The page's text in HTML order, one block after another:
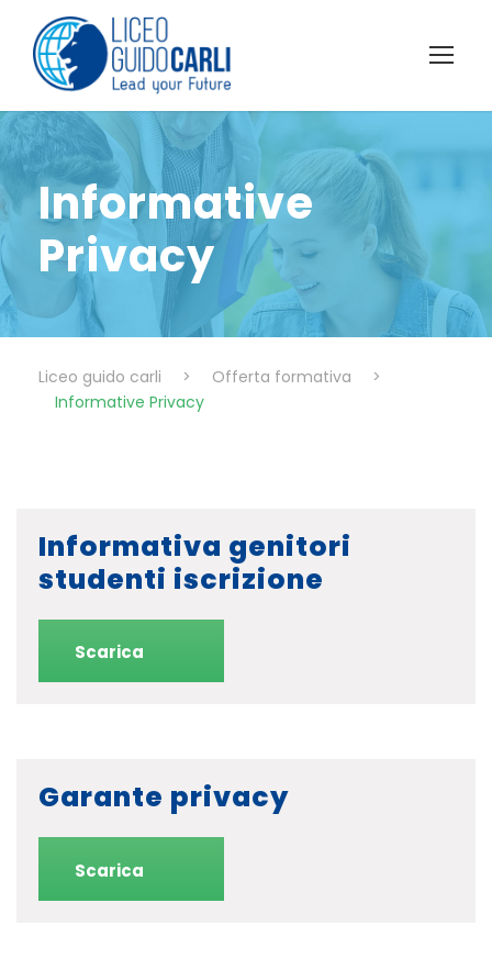
Informative
Privacy
Liceo guido carli > Offerta formativa
>
Informative Privacy
Informativa genitori
studenti iscrizione
Scarica
Garante privacy
Scarica